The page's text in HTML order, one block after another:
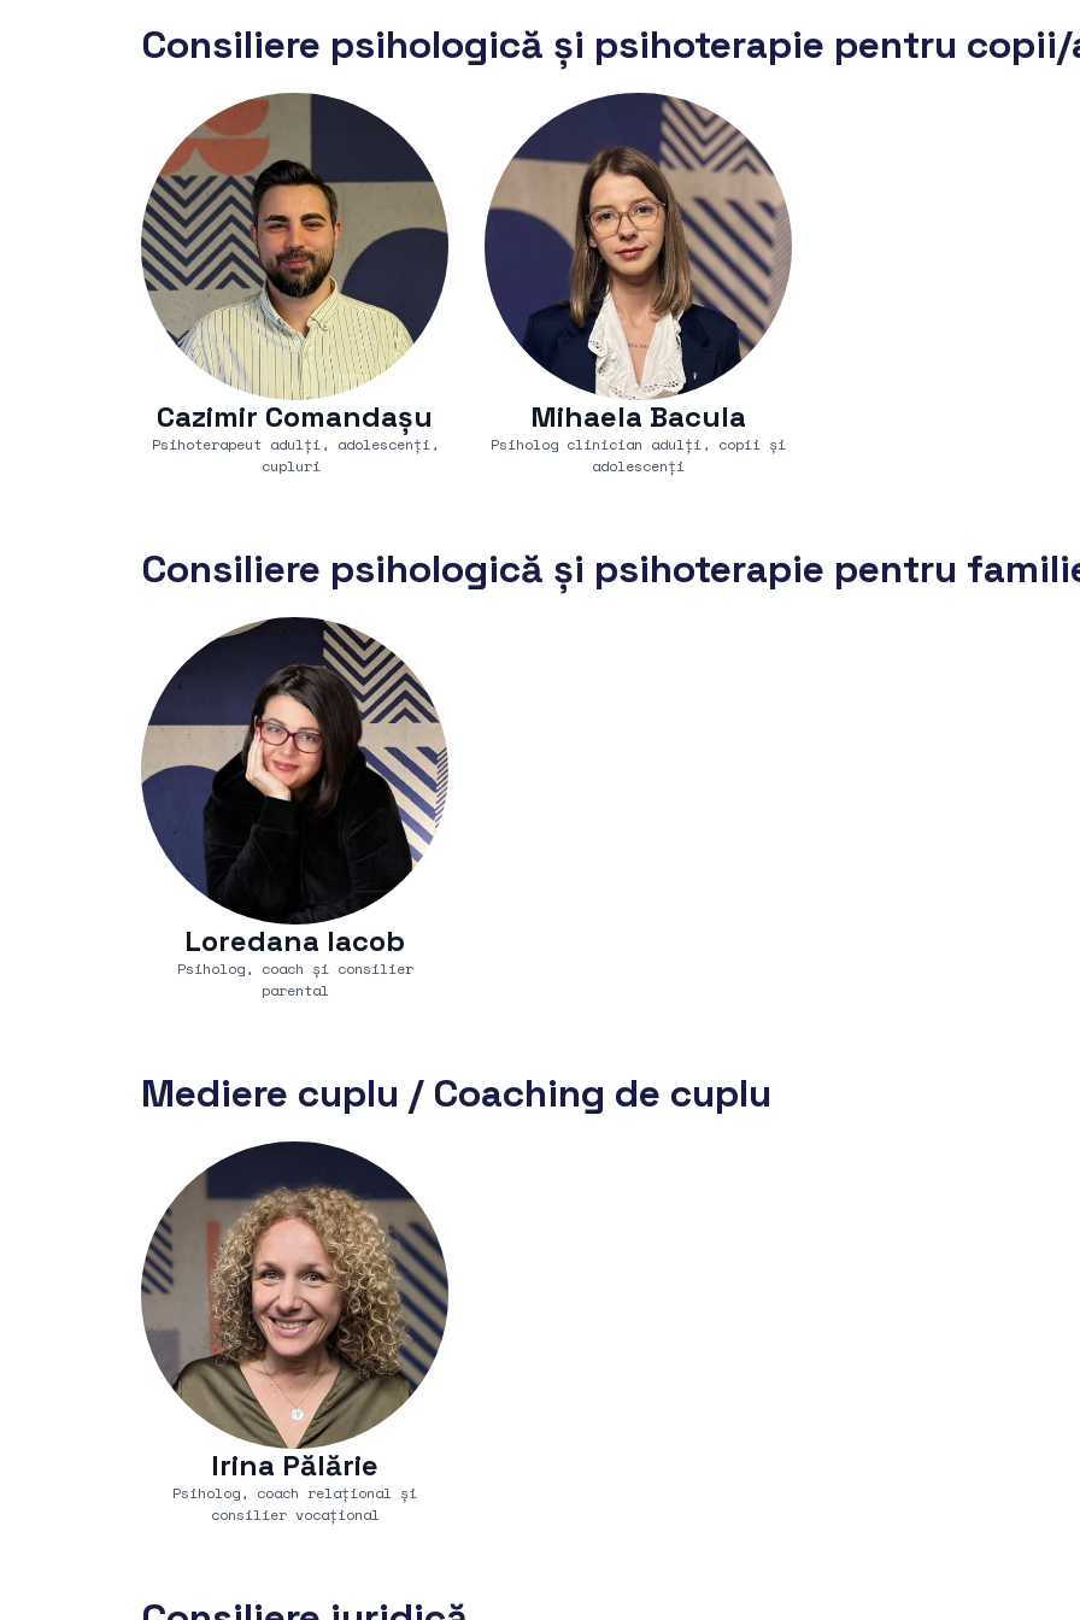
Consiliere psihologică și psihoterapie pentru
Cazimir Comandașu
Psihoterapeut adulți, adolescenți,
cupluri
Mihaela Bacula
Psiholog clinician adulți, copii și
adolescenți
Consiliere psihologică și psihoterapie pentru
Loredana Iacob
Psiholog, coach și consilier
parental
Mediere cuplu / Coaching de cuplu
Irina Pălărie
Psiholog, coach relațional și
consilier vocațional